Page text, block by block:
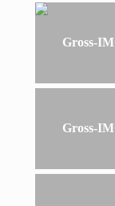
Gross-
Gross-